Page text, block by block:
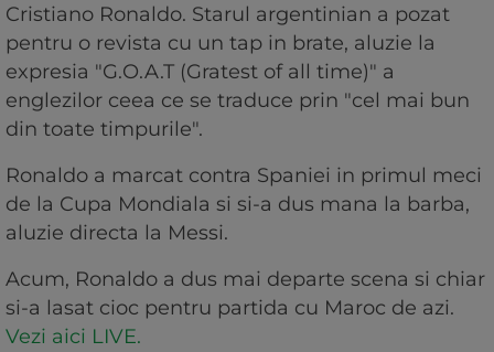
Cristiano Ronaldo. Starul argentinian a pozat
pentru o revista cu un tap in brate, aluzie la
expresia "G.O.A.T (Gratest of all time)" a
englezilor ceea ce se traduce prin "cel mai bun
din toate timpurile".
Ronaldo a marcat contra Spaniei in primul meci
de la Cupa Mondiala si si-a dus mana la barba,
aluzie directa la Messi.
Acum, Ronaldo a dus mai departe scena si chiar
si-a lasat cioc pentru partida cu Maroc de azi.
Vezi aici LIVE.